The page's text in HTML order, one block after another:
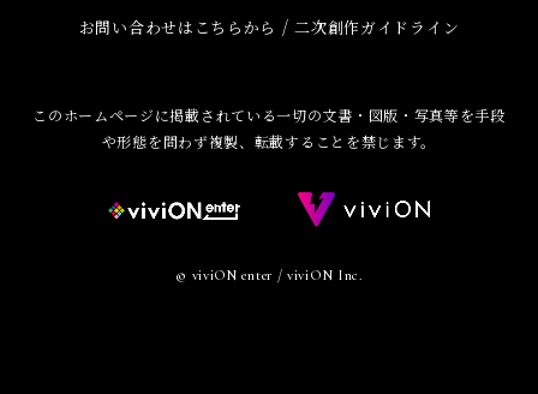
お問い合わせはこちらから /二次創作ガイドライン
このホームページに掲載されている一切の文書・図版・写真等を手段
や形態を問わず複製、転載することを禁じます。
© viviON enter / viviON Inc.